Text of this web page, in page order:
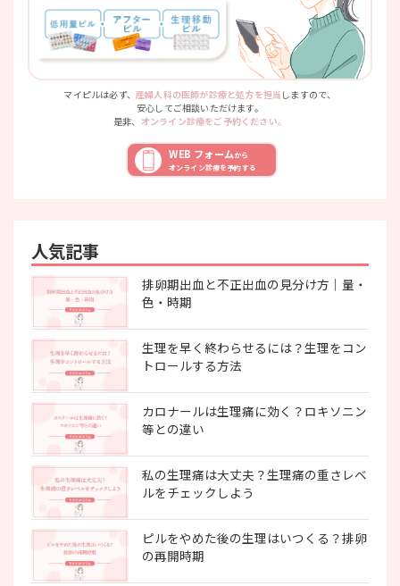
人気記事
排卵期出血と不正出血の見分け方｜量・
色・時期
生理を早く終わらせるには？生理をコン
トロールする方法
カロナールは生理痛に効く？ロキソニン
等との違い
私の生理痛は大丈夫？生理痛の重さレベ
ルをチェックしよう
ピルをやめた後の生理はいつくる？排卵
の再開時期
マイピルは必ず、産婦人科の医師が診療と処方を担当 しますので、
安心してご相談いただけます。
是非、 オンライン診療をご予約ください。
WEB フォームから
オンライン診療を予約する